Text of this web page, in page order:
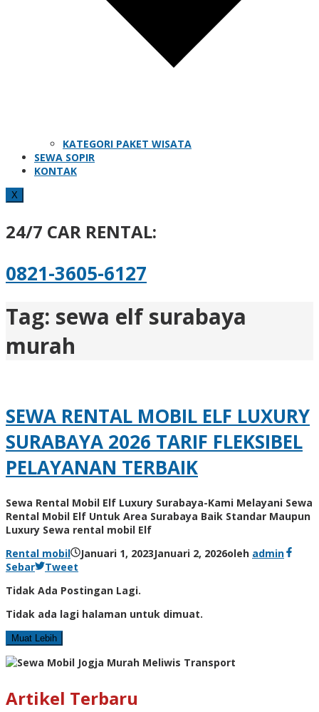
KATEGORI PAKET WISATA
SEWA SOPIR
KONTAK
X
24/7 CAR RENTAL:
0821-3605-6127
Tag: sewa elf surabaya
murah
SEWA RENTAL MOBIL ELF LUXURY
SURABAYA 2026 TARIF FLEKSIBEL
PELAYANAN TERBAIK
Sewa Rental Mobil Elf Luxury Surabaya-Kami Melayani Sewa
Rental Mobil Elf Untuk Area Surabaya Baik Standar Maupun
Luxury Sewa rental mobil Elf
Rental mobil
Januari 1, 2023Januari 2, 2026oleh admin
Sebar
Tweet
Tidak Ada Postingan Lagi.
Tidak ada lagi halaman untuk dimuat.
Muat Lebih
Artikel Terbaru